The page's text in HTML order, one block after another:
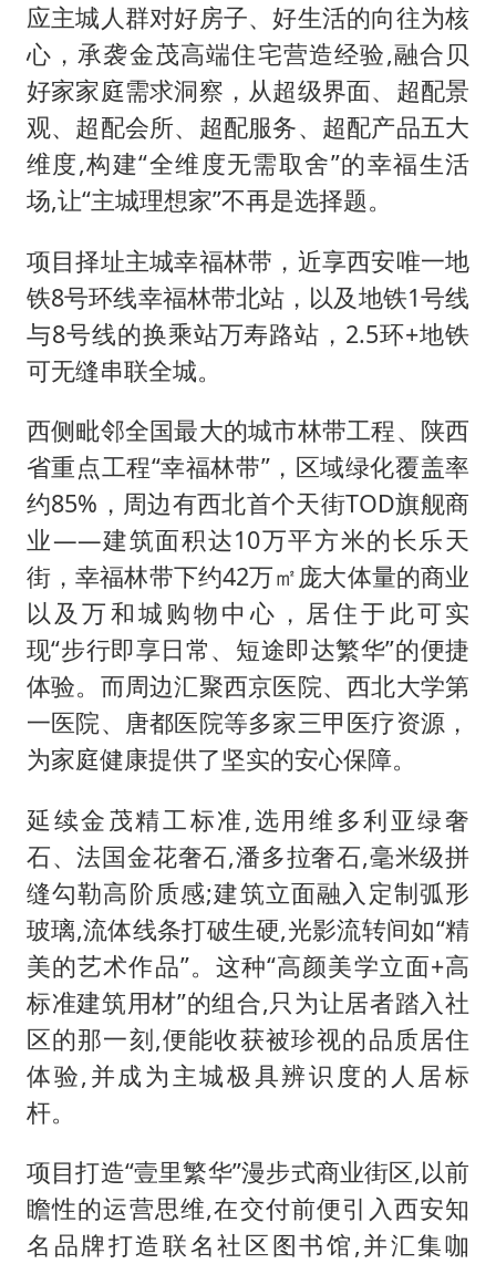
应主城人群对好房子、好生活的向往为核
心，承袭金茂高端住宅营造经验,融合贝
好家家庭需求洞察，从超级界面、超配景
观、超配会所、超配服务、超配产品五大
维度,构建“全维度无需取舍”的幸福生活
场,让“主城理想家”不再是选择题。
项目择址主城幸福林带，近享西安唯一地
铁8号环线幸福林带北站，以及地铁1号线
与8号线的换乘站万寿路站，2.5环+地铁
可无缝串联全城。
西侧毗邻全国最大的城市林带工程、陕西
省重点工程“幸福林带”，区域绿化覆盖率
约85%，周边有西北首个天街TOD旗舰商
业——建筑面积达10万平方米的长乐天
街，幸福林带下约42万㎡庞大体量的商业
以及万和城购物中心，居住于此可实
现“步行即享日常、短途即达繁华”的便捷
体验。而周边汇聚西京医院、西北大学第
一医院、唐都医院等多家三甲医疗资源，
为家庭健康提供了坚实的安心保障。
延续金茂精工标准,选用维多利亚绿奢
石、法国金花奢石,潘多拉奢石,毫米级拼
缝勾勒高阶质感;建筑立面融入定制弧形
玻璃,流体线条打破生硬,光影流转间如“精
美的艺术作品”。这种“高颜美学立面+高
标准建筑用材”的组合,只为让居者踏入社
区的那一刻,便能收获被珍视的品质居住
体验,并成为主城极具辨识度的人居标
杆。
项目打造“壹里繁华”漫步式商业街区,以前
瞻性的运营思维,在交付前便引入西安知
名品牌打造联名社区图书馆,并汇集咖